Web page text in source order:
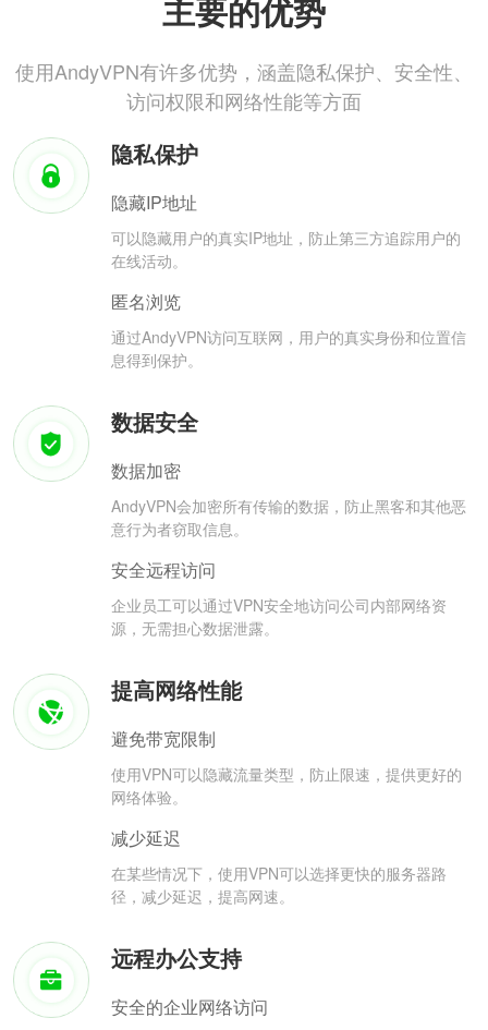
主要的优势
使用AndyVPN有许多优势，涵盖隐私保护、安全性、
访问权限和网络性能等方面
隐私保护
隐藏IP地址
可以隐藏用户的真实IP地址，防止第三方追踪用户的
在线活动。
匿名浏览
通过AndyVPN访问互联网，用户的真实身份和位置信
息得到保护。
数据安全
数据加密
AndyVPN会加密所有传输的数据，防止黑客和其他恶
意行为者窃取信息。
安全远程访问
企业员工可以通过VPN安全地访问公司内部网络资
源，无需担心数据泄露。
提高网络性能
避免带宽限制
使用VPN可以隐藏流量类型，防止限速，提供更好的
网络体验。
减少延迟
在某些情况下，使用VPN可以选择更快的服务器路
径，减少延迟，提高网速。
远程办公支持
安全的企业网络访问